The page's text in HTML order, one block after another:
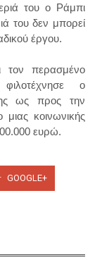
του ο Ράμπι
του δεν μπορεί
έργου.
τον περασμένο
ο
ως προς την
κοινωνικής
ευρώ.
GOOGLE+